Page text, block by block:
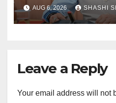
करोड़ की वित्तीय
AUG 6, 2026 SHASHI
Leave a Reply
Your email address will not